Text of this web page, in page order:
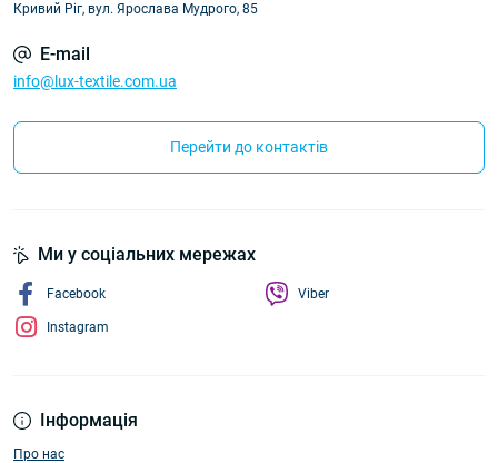
Кривий Ріг, вул. Ярослава Мудрого, 85
E-mail
info@lux-textile.com.ua
Перейти до контактів
Інформація
Про нас
Ми у соціальних мережах
Facebook
Instagram
Viber